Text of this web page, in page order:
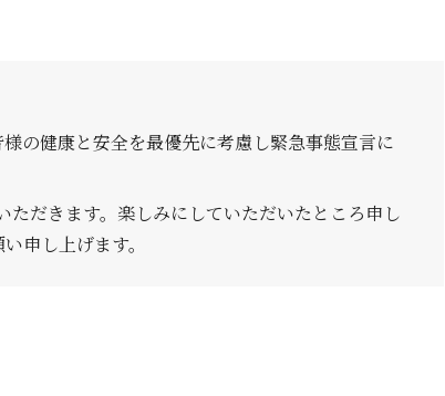
の健康と安全を最優先に考慮し緊急事態宣言に
だきます。楽しみにしていただいたところ申し
申し上げます。